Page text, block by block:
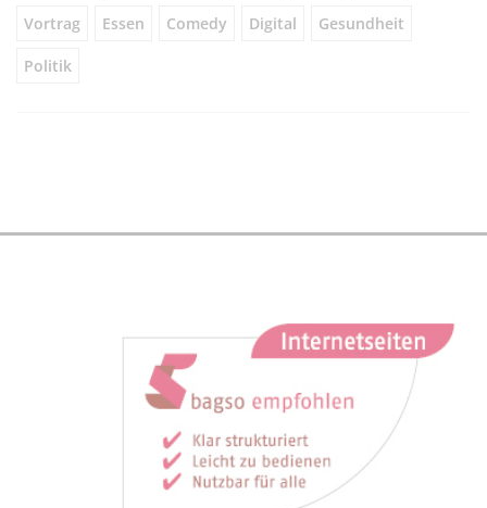
Vortrag Essen Comedy Digital Gesundheit
Politik